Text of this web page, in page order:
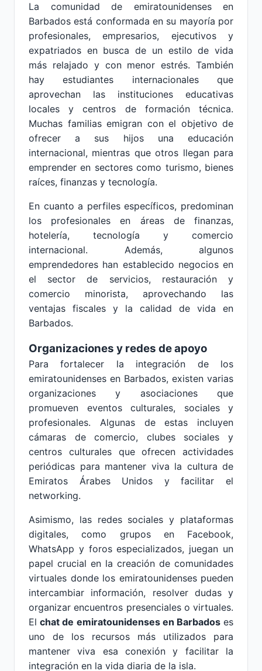
La comunidad de emiratounidenses en
Barbados está conformada en su mayoría por
profesionales, empresarios, ejecutivos y
expatriados en busca de un estilo de vida
más relajado y con menor estrés. También
hay estudiantes internacionales que
aprovechan las instituciones educativas
locales y centros de formación técnica.
Muchas familias emigran con el objetivo de
ofrecer a sus hijos una educación
internacional, mientras que otros llegan para
emprender en sectores como turismo, bienes
raíces, finanzas y tecnología.
En cuanto a perfiles específicos, predominan
los profesionales en áreas de finanzas,
hotelería, tecnología y comercio
internacional. Además, algunos
emprendedores han establecido negocios en
el sector de servicios, restauración y
comercio minorista, aprovechando las
ventajas fiscales y la calidad de vida en
Barbados.
Organizaciones y redes de apoyo
Para fortalecer la integración de los
emiratounidenses en Barbados, existen varias
organizaciones y asociaciones que
promueven eventos culturales, sociales y
profesionales. Algunas de estas incluyen
cámaras de comercio, clubes sociales y
centros culturales que ofrecen actividades
periódicas para mantener viva la cultura de
Emiratos Árabes Unidos y facilitar el
networking.
Asimismo, las redes sociales y plataformas
digitales, como grupos en Facebook,
WhatsApp y foros especializados, juegan un
papel crucial en la creación de comunidades
virtuales donde los emiratounidenses pueden
intercambiar información, resolver dudas y
organizar encuentros presenciales o virtuales.
Elchat de emiratounidenses en Barbadoses
uno de los recursos más utilizados para
mantener viva esa conexión y facilitar la
integración en la vida diaria de la isla.